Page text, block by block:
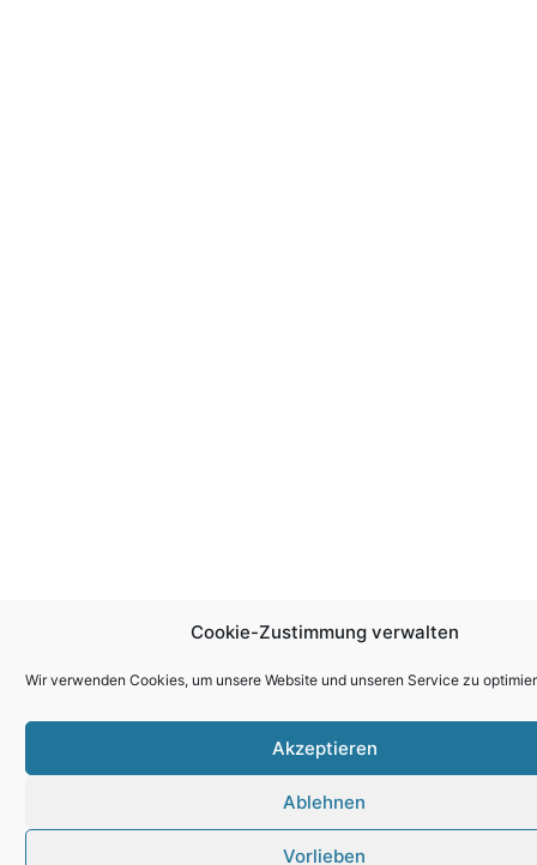
Cookie-Zustimmung verwalten
Wir verwenden Cookies, um unsere Website und unseren Service zu
Akzeptieren
Ablehnen
Vorlieben